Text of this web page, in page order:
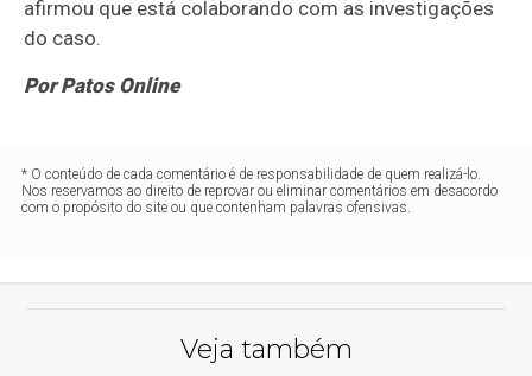
afirmou que está colaborando com as investigações
do caso.
Por Patos Online
* O conteúdo de cada comentário é de responsabilidade de quem realizá-lo.
Nos reservamos ao direito de reprovar ou eliminar comentários em desacordo
com o propósito do site ou que contenham palavras ofensivas.
Veja também